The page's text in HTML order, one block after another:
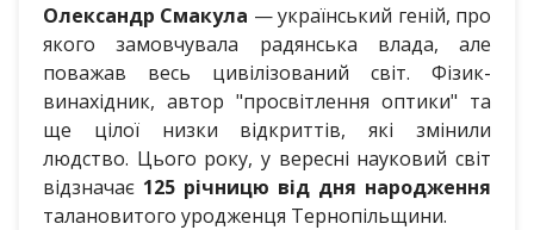
Олександр Смакула — український геній, про
якого замовчувала радянська влада, але
поважав весь цивілізований світ. Фізик-
винахідник, автор "просвітлення оптики" та
ще цілої низки відкриттів, які змінили
людство. Цього року, у вересні науковий світ
відзначає 125 річницю від дня народження
талановитого уродженця Тернопільщини.